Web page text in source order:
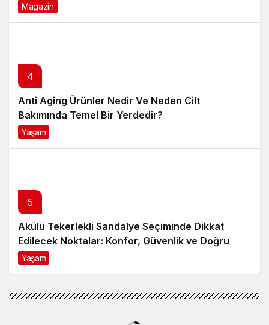
Magazin
4
Anti Aging Ürünler Nedir Ve Neden Cilt
Bakımında Temel Bir Yerdedir?
Yaşam
5
Akülü Tekerlekli Sandalye Seçiminde Dikkat
Edilecek Noktalar: Konfor, Güvenlik ve Doğru
Model Tercihi
Yaşam